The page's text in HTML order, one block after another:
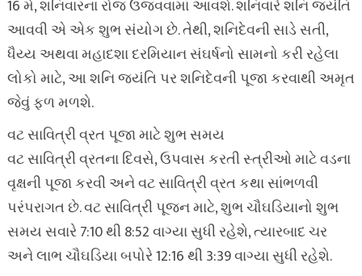
16 મે, શનિવારના રોજ ઉજવવામાં આવશે. શનિવારે શનિ જયંતિ
આવવી એ એક શુભ સંયોગ છે. તેથી, શનિદેવની સાડે સતી,
ધૈય્ય અથવા મહાદશા દરમિયાન સંઘર્ષનો સામનો કરી રહેલા
લોકો માટે, આ શનિ જયંતિ પર શનિદેવની પૂજા કરવાથી અમૃત
જેવું ફળ મળશે.
વટ સાવિત્રી વ્રત પૂજા માટે શુભ સમય
વટ સાવિત્રી વ્રતના દિવસે, ઉપવાસ કરતી સ્ત્રીઓ માટે વડના
વૃક્ષની પૂજા કરવી અને વટ સાવિત્રી વ્રત કથા સાંભળવી
પરંપરાગત છે. વટ સાવિત્રી પૂજન માટે, શુભ ચૌઘડિયાનો શુભ
સમય સવારે 7:10 થી 8:52 વાગ્યા સુધી રહેશે, ત્યારબાદ ચર
અને લાભ ચૌઘડિયા બપોરે 12:16 થી 3:39 વાગ્યા સુધી રહેશે.